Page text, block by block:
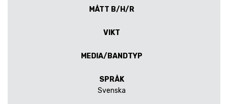
MÅTT B/H/R
VIKT
MEDIA/BANDTYP
SPRÅK
Svenska